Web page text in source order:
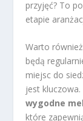
przyjęć? To
etapie
Warto
będą
miejsc do
jest
wygodne
które